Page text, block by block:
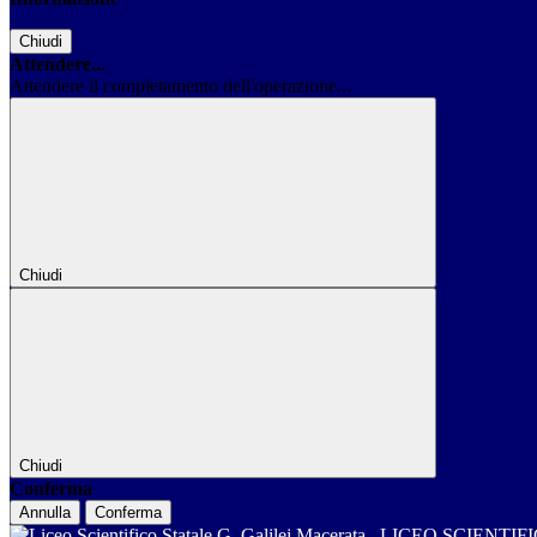
Chiudi
Attendere...
Attendere il completamento dell'operazione...
Chiudi
Chiudi
Conferma
Annulla Conferma